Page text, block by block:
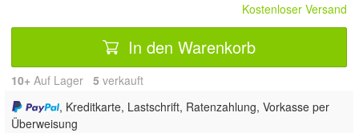
Kostenloser Versand
In den Warenkorb
10+ Auf Lager 5 verkauft
, Kreditkarte, Lastschrift, Ratenzahlung, Vorkasse per
Überweisung